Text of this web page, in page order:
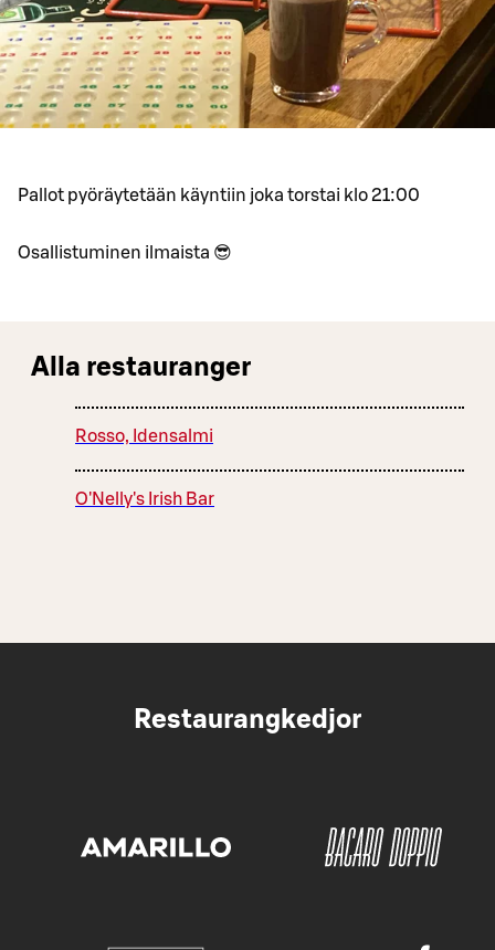
Pallot pyöräytetään käyntiin joka torstai klo 21:00
Osallistuminen ilmaista 😎
Alla restauranger
Rosso, Idensalmi
O'Nelly's Irish Bar
Restaurangkedjor